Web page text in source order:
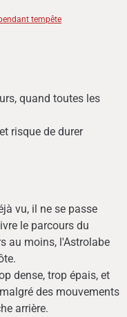
quand toutes les
risque de durer
vu, il ne se passe
le parcours du
au moins, l'Astrolabe
dense, trop épais, et
des mouvements
arrière.